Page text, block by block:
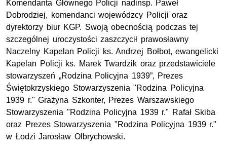
Komendanta Głównego Policji nadinsp. Paweł
Dobrodziej, komendanci wojewódzcy Policji oraz
dyrektorzy biur KGP. Swoją obecnością podczas tej
szczególnej uroczystości zaszczycił prawosławny
Naczelny Kapelan Policji ks. Andrzej Bołbot,ewangelicki
Kapelan Policji ks. Marek Twardzik oraz przedstawiciele
stowarzyszeń „Rodzina Policyjna 1939”, Prezes
Świętokrzyskiego Stowarzyszenia "Rodzina Policyjna
1939 r." Grażyna Szkonter, Prezes Warszawskiego
Stowarzyszenia "Rodzina Policyjna 1939 r." Rafał Skiba
oraz Prezes Stowarzyszenia "Rodzina Policyjna 1939 r."
w Łodzi Jarosław Olbrychowski.